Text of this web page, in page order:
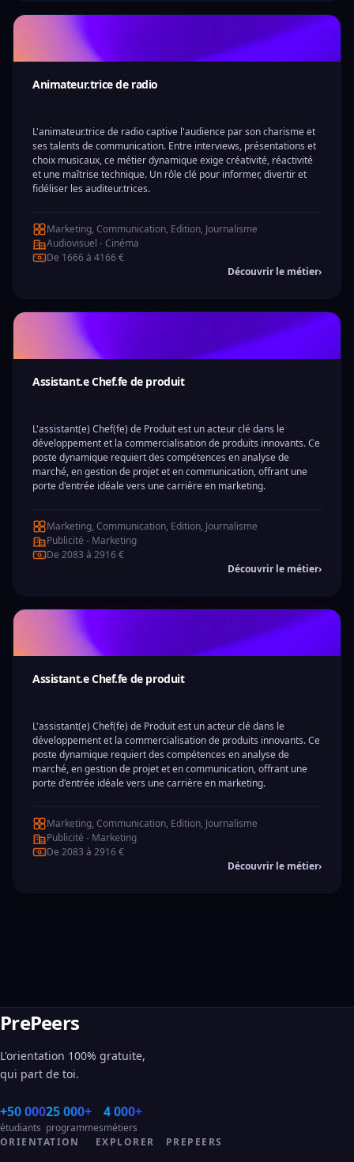
Animateur.trice de radio
L'animateur.trice de radio captive l'audience par son charisme et
ses talents de communication. Entre interviews, présentations et
choix musicaux, ce métier dynamique exige créativité, réactivité
et une maîtrise technique. Un rôle clé pour informer, divertir et
fidéliser les auditeur.trices.
Marketing, Communication, Edition, Journalisme
Audiovisuel - Cinéma
De 1666 à 4166 €
Découvrir le métier›
Assistant.e Chef.fe de produit
L'assistant(e) Chef(fe) de Produit est un acteur clé dans le
développement et la commercialisation de produits innovants. Ce
poste dynamique requiert des compétences en analyse de
marché, en gestion de projet et en communication, offrant une
porte d'entrée idéale vers une carrière en marketing.
Marketing, Communication, Edition, Journalisme
Publicité - Marketing
De 2083 à 2916 €
Découvrir le métier›
Assistant.e Chef.fe de produit
L'assistant(e) Chef(fe) de Produit est un acteur clé dans le
développement et la commercialisation de produits innovants. Ce
poste dynamique requiert des compétences en analyse de
marché, en gestion de projet et en communication, offrant une
porte d'entrée idéale vers une carrière en marketing.
Marketing, Communication, Edition, Journalisme
Publicité - Marketing
De 2083 à 2916 €
Découvrir le métier›
PrePeers
L'orientation 100% gratuite,
qui part de toi.
+50 000
étudiants
25 000+
programmes
4 000+
métiers
ORIENTATION
EXPLORER PREPEERS